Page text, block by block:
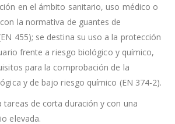
en el ámbito sanitario, uso médico o
la normativa de guantes de
455); se destina su uso a la protección
frente a riesgo biológico y químico,
para la comprobación de la
y de bajo riesgo químico (EN 374-2).
tareas de corta duración y con una
elevada.